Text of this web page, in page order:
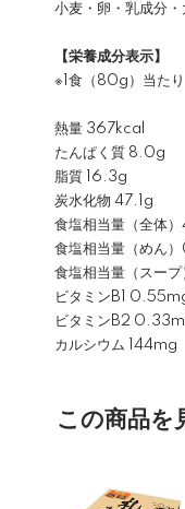
小麦・卵・乳成分
【栄養成分表示】
※1食（80g）当たり
熱量 367kcal
たんぱく質 8.0g
脂質 16.3g
炭水化物 47.1g
食塩相当量（全体
食塩相当量（めん
食塩相当量（スー
ビタミンB1
ビタミンB2
カルシウム 144mg
この商品を